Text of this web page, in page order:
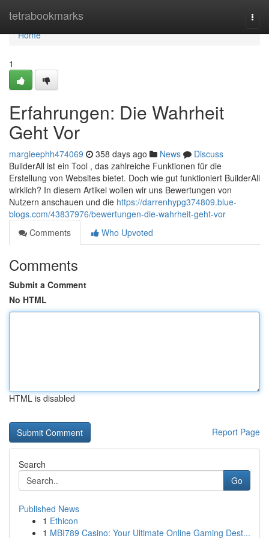
tetrabookmarks
Home
Home
1
Erfahrungen: Die Wahrheit
Geht Vor
margieephh474069 358 days ago News
Discuss
BuilderAll ist ein Tool , das zahlreiche Funktionen für die
Erstellung von Websites bietet. Doch wie gut funktioniert BuilderAll
wirklich? In diesem Artikel wollen wir uns Bewertungen von
Nutzern anschauen und die https://darrenhypg374809.blue-
blogs.com/43837976/bewertungen-die-wahrheit-geht-vor
Comments
Who Upvoted
Comments
Submit a Comment
No HTML
HTML is disabled
Report Page
Search
Go
Published News
1 Ethicon
1 MBI789 Casino: Your Ultimate Online Gaming Dest...